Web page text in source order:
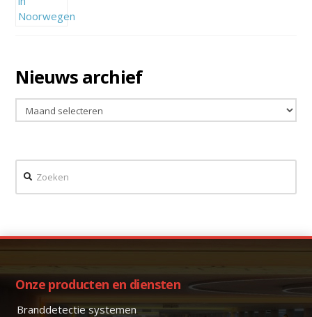
Nieuws archief
Nieuws
archief
Onze producten en diensten
Branddetectie systemen